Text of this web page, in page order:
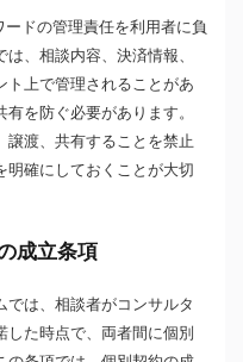
ドの管理責任を利用者に負
、相談内容、決済情報、
ト上で管理されることがあ
を防ぐ必要があります。
譲渡、共有することを禁止
明確にしておくことが大切
成立条項
では、相談者がコンサルタ
た時点で、両者間に個別